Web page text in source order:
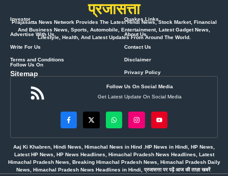
प्रजासत्ता
Prajasatta News Network Provides The Latest Hindi News, Stock Market, Financial
And Business News, Sports, Automobile, Entertainment, Latest Gadget News,
Lifestyle, Health, And Latest Updates From Around The World.
Investor
Advertise With Us
Write For Us
Terms and Conditions
Sitemap
Quakes Links
About Us
Contact Us
Disclaimer
Privacy Policy
Follow Us On
Follow Us On Social Media
Get Latest Update On Social Media
Aaj Ki Khabren, Hindi News, Himachal News in Hind .HP News in Hindi, HP News,
Latest HP News, HP News Headlines, Himachal Pradesh News Headlines, Latest
Himachal Pradesh News, Breaking Himachal Pradesh News, Himachal Pradesh Daily
News, Himachal Pradesh News Headlines in Hindi, प्रजासत्ता पर पढ़ें आज की ताज़ा खबरें